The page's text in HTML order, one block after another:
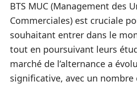
BTS MUC (Management des
Commerciales) est cruciale
souhaitant entrer dans le
tout en poursuivant leurs
marché de l’alternance a
significative, avec un nombre